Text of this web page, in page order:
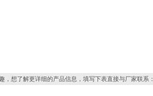
，想了解更详细的产品信息，填写下表直接与厂家联系：